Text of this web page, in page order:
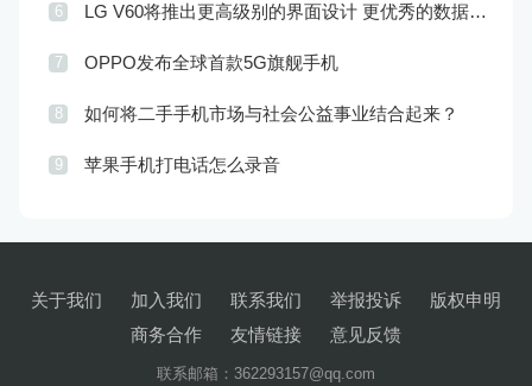
6 LG V60将推出更高级别的界面设计 更优秀的数据隐私保护
7 OPPO发布全球首款5G旗舰手机
8 如何将二手手机市场与社会公益事业结合起来？
9 苹果手机打电话怎么录音
关于我们 加入我们 联系我们 举报投诉
版权申明
商务合作
友情链接 意见反馈
联系邮箱：362293157@qq.com